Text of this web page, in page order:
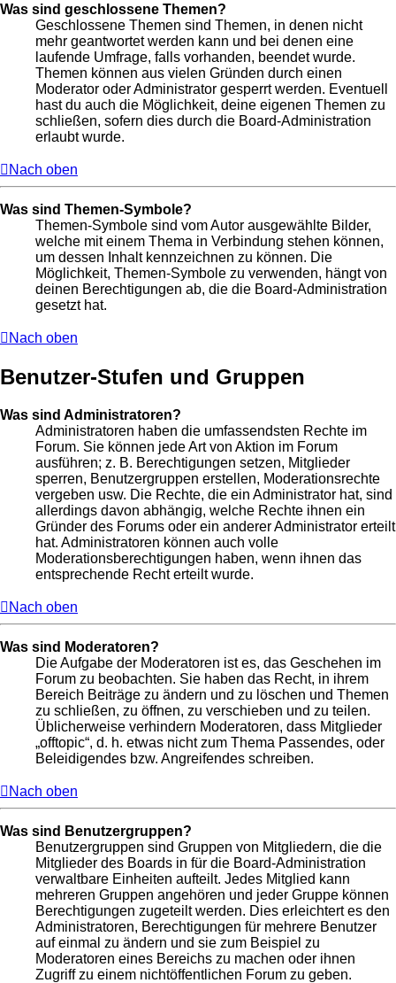
Was sind geschlossene Themen?
Geschlossene Themen sind Themen, in denen nicht
mehr geantwortet werden kann und bei denen eine
laufende Umfrage, falls vorhanden, beendet wurde.
Themen können aus vielen Gründen durch einen
Moderator oder Administrator gesperrt werden. Eventuell
hast du auch die Möglichkeit, deine eigenen Themen zu
schließen, sofern dies durch die Board-Administration
erlaubt wurde.
Nach oben
Was sind Themen-Symbole?
Themen-Symbole sind vom Autor ausgewählte Bilder,
welche mit einem Thema in Verbindung stehen können,
um dessen Inhalt kennzeichnen zu können. Die
Möglichkeit, Themen-Symbole zu verwenden, hängt von
deinen Berechtigungen ab, die die Board-Administration
gesetzt hat.
Nach oben
Benutzer-Stufen und Gruppen
Was sind Administratoren?
Administratoren haben die umfassendsten Rechte im
Forum. Sie können jede Art von Aktion im Forum
ausführen; z. B. Berechtigungen setzen, Mitglieder
sperren, Benutzergruppen erstellen, Moderationsrechte
vergeben usw. Die Rechte, die ein Administrator hat, sind
allerdings davon abhängig, welche Rechte ihnen ein
Gründer des Forums oder ein anderer Administrator erteilt
hat. Administratoren können auch volle
Moderationsberechtigungen haben, wenn ihnen das
entsprechende Recht erteilt wurde.
Nach oben
Was sind Moderatoren?
Die Aufgabe der Moderatoren ist es, das Geschehen im
Forum zu beobachten. Sie haben das Recht, in ihrem
Bereich Beiträge zu ändern und zu löschen und Themen
zu schließen, zu öffnen, zu verschieben und zu teilen.
Üblicherweise verhindern Moderatoren, dass Mitglieder
„offtopic“, d. h. etwas nicht zum Thema Passendes, oder
Beleidigendes bzw. Angreifendes schreiben.
Nach oben
Was sind Benutzergruppen?
Benutzergruppen sind Gruppen von Mitgliedern, die die
Mitglieder des Boards in für die Board-Administration
verwaltbare Einheiten aufteilt. Jedes Mitglied kann
mehreren Gruppen angehören und jeder Gruppe können
Berechtigungen zugeteilt werden. Dies erleichtert es den
Administratoren, Berechtigungen für mehrere Benutzer
auf einmal zu ändern und sie zum Beispiel zu
Moderatoren eines Bereichs zu machen oder ihnen
Zugriff zu einem nichtöffentlichen Forum zu geben.